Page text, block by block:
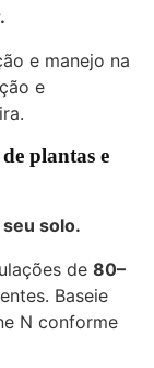
e manejo na
e
plantas e
solo.
de 80–
Baseie
N conforme